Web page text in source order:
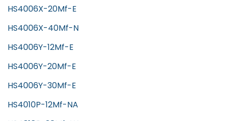
HS4006X-20Mf-E
HS4006X-40Mf-N
HS4006Y-12Mf-E
HS4006Y-20Mf-E
HS4006Y-30Mf-E
HS4010P-12Mf-NA